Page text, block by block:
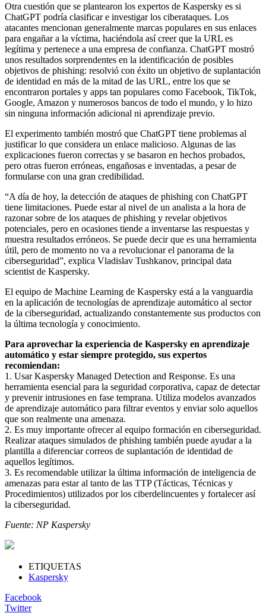
Otra cuestión que se plantearon los expertos de Kaspersky es si
ChatGPT podría clasificar e investigar los ciberataques. Los
atacantes mencionan generalmente marcas populares en sus enlaces
para engañar a la víctima, haciéndola así creer que la URL es
legítima y pertenece a una empresa de confianza. ChatGPT mostró
unos resultados sorprendentes en la identificación de posibles
objetivos de phishing: resolvió con éxito un objetivo de suplantación
de identidad en más de la mitad de las URL, entre los que se
encontraron portales y apps tan populares como Facebook, TikTok,
Google, Amazon y numerosos bancos de todo el mundo, y lo hizo
sin ninguna información adicional ni aprendizaje previo.
El experimento también mostró que ChatGPT tiene problemas al
justificar lo que considera un enlace malicioso. Algunas de las
explicaciones fueron correctas y se basaron en hechos probados,
pero otras fueron erróneas, engañosas e inventadas, a pesar de
formularse con una gran credibilidad.
“A día de hoy, la detección de ataques de phishing con ChatGPT
tiene limitaciones. Puede estar al nivel de un analista a la hora de
razonar sobre de los ataques de phishing y revelar objetivos
potenciales, pero en ocasiones tiende a inventarse las respuestas y
muestra resultados erróneos. Se puede decir que es una herramienta
útil, pero de momento no va a revolucionar el panorama de la
ciberseguridad”, explica Vladislav Tushkanov, principal data
scientist de Kaspersky.
El equipo de Machine Learning de Kaspersky está a la vanguardia
en la aplicación de tecnologías de aprendizaje automático al sector
de la ciberseguridad, actualizando constantemente sus productos con
la última tecnología y conocimiento.
Para aprovechar la experiencia de Kaspersky en aprendizaje
automático y estar siempre protegido, sus expertos
recomiendan:
1. Usar Kaspersky Managed Detection and Response. Es una
herramienta esencial para la seguridad corporativa, capaz de detectar
y prevenir intrusiones en fase temprana. Utiliza modelos avanzados
de aprendizaje automático para filtrar eventos y enviar solo aquellos
que son realmente una amenaza.
2. Es muy importante ofrecer al equipo formación en ciberseguridad.
Realizar ataques simulados de phishing también puede ayudar a la
plantilla a diferenciar correos de suplantación de identidad de
aquellos legítimos.
3. Es recomendable utilizar la última información de inteligencia de
amenazas para estar al tanto de las TTP (Tácticas, Técnicas y
Procedimientos) utilizados por los ciberdelincuentes y fortalecer así
la ciberseguridad.
Fuente: NP Kaspersky
ETIQUETAS
Kaspersky
Facebook
Twitter